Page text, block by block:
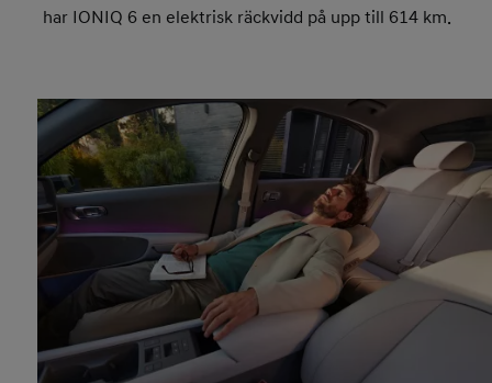
har IONIQ 6 en elektrisk räckvidd på upp till 614 km.